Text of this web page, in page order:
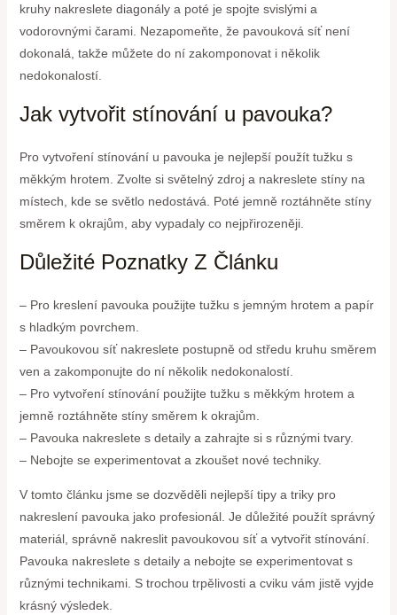
kruhy nakreslete diagonály a poté je spojte svislými a
vodorovnými čarami. Nezapomeňte, že pavouková síť není
dokonalá, takže můžete do ní zakomponovat i několik
nedokonalostí.
Jak vytvořit stínování u pavouka?
Pro vytvoření stínování u pavouka je nejlepší použít tužku s
měkkým hrotem. Zvolte si světelný zdroj a nakreslete stíny na
místech, kde se světlo nedostává. Poté jemně roztáhněte stíny
směrem k okrajům, aby vypadaly co nejpřirozeněji.
Důležité Poznatky Z Článku
– Pro kreslení pavouka použijte tužku s jemným hrotem a papír
s hladkým povrchem.
– Pavoukovou síť nakreslete postupně od středu kruhu směrem
ven a zakomponujte do ní několik nedokonalostí.
– Pro vytvoření stínování použijte tužku s měkkým hrotem a
jemně roztáhněte stíny směrem k okrajům.
– Pavouka nakreslete s detaily a zahrajte si s různými tvary.
– Nebojte se experimentovat a zkoušet nové techniky.
V tomto článku jsme se dozvěděli nejlepší tipy a triky pro
nakreslení pavouka jako profesionál. Je důležité použít správný
materiál, správně nakreslit pavoukovou síť a vytvořit stínování.
Pavouka nakreslete s detaily a nebojte se experimentovat s
různými technikami. S trochou trpělivosti a cviku vám jistě vyjde
krásný výsledek.